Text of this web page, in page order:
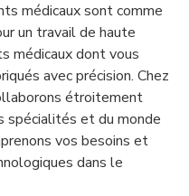
médicaux sont comme
un travail de haute
médicaux dont vous
avec précision. Chez
étroitement
spécialités et du monde
vos besoins et
dans le